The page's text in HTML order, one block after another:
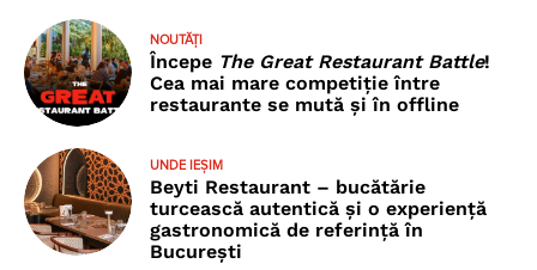
NOUTĂȚI
Începe The Great Restaurant Battle!
Cea mai mare competiție între
restaurante se mută și în offline
UNDE IEȘIM
Beyti Restaurant – bucătărie
turcească autentică și o experiență
gastronomică de referință în
București